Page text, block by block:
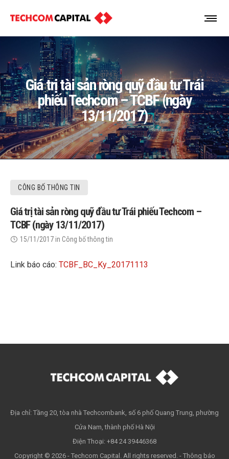
Giá trị tài sản ròng quỹ đầu tư Trái
phiếu Techcom – TCBF (ngày
13/11/2017)
CÔNG BỐ THÔNG TIN
Giá trị tài sản ròng quỹ đầu tư Trái phiếu Techcom –
TCBF (ngày 13/11/2017)
15/11/2017in Công bố thông tin
Link báo cáo: TCBF_BC_Ky_20171113
Địa chỉ: Tầng 20, tòa nhà Techcombank, số 6 phố Quang Trung, phường
Cửa Nam, thành phố Hà Nội
Điện Thoại: +84 24 39446368
Copyright © 2026 - Techcom Capital. All rights reserved. - Thông báo